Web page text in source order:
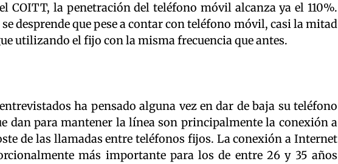
COITT, la penetración del teléfono móvil alcanza ya el 110%.
desprende que pese a contar con teléfono móvil, casi la mitad
utilizando el fijo con la misma frecuencia que antes.
ha pensado alguna vez en dar de baja su teléfono
dan para mantener la línea son principalmente la conexión a
de las llamadas entre teléfonos fijos. La conexión a Internet
más importante para los de entre 26 y 35 años